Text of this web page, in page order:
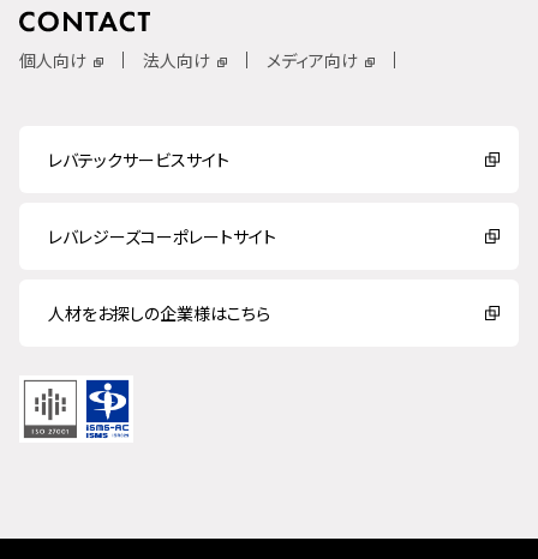
個人向け 法人向け メディア向け
レバテックサービスサイト
レバレジーズコーポレートサイト
人材をお探しの企業様はこちら